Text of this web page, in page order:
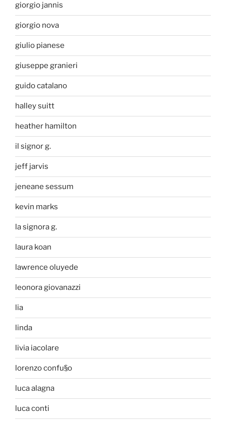
giorgio jannis
giorgio nova
giulio pianese
giuseppe granieri
guido catalano
halley suitt
heather hamilton
il signor g.
jeff jarvis
jeneane sessum
kevin marks
la signora g.
laura koan
lawrence oluyede
leonora giovanazzi
lia
linda
livia iacolare
lorenzo confu§o
luca alagna
luca conti